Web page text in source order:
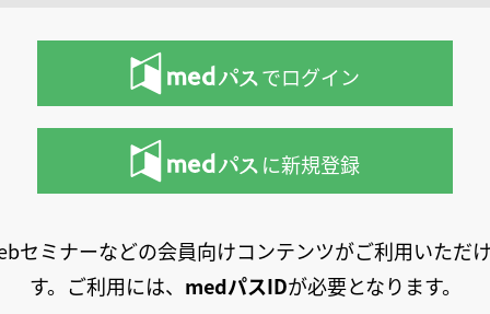
でログイン
に新規登録
セミナーなどの会員向けコンテンツがご利用いただ
す。ご利用には、 medパスIDが必要となります。